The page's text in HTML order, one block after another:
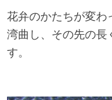
花弁のかたちが変わ
湾曲し、その先の長
す。